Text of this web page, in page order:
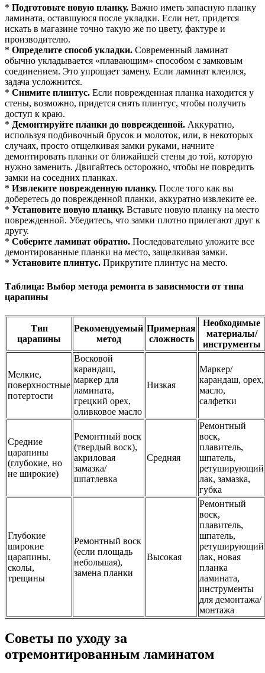
* Подготовьте новую планку. Важно иметь запасную планку
ламината, оставшуюся после укладки. Если нет, придется
искать в магазине точно такую же по цвету, фактуре и
производителю.
* Определите способ укладки. Современный ламинат
обычно укладывается «плавающим» способом с замковым
соединением. Это упрощает замену. Если ламинат клеился,
задача усложнится.
* Снимите плинтус. Если поврежденная планка находится у
стены, возможно, придется снять плинтус, чтобы получить
доступ к краю.
* Демонтируйте планки до поврежденной. Аккуратно,
используя подбивочный брусок и молоток, или, в некоторых
случаях, просто отщелкивая замки руками, начните
демонтировать планки от ближайшей стены до той, которую
нужно заменить. Двигайтесь осторожно, чтобы не повредить
замки на соседних планках.
* Извлеките поврежденную планку. После того как вы
доберетесь до поврежденной планки, аккуратно извлеките ее.
* Установите новую планку. Вставьте новую планку на место
поврежденной. Убедитесь, что замки плотно прилегают друг к
другу.
* Соберите ламинат обратно. Последовательно уложите все
демонтированные планки на место, защелкивая замки.
* Установите плинтус. Прикрутите плинтус на место.
Таблица: Выбор метода ремонта в зависимости от типа
царапины
Тип
царапины
Рекомендуемый
метод
Примерная
сложность
Необходимые
материалы/
инструменты
Мелкие,
поверхностные
потертости
Восковой
карандаш,
маркер для
ламината,
грецкий орех,
оливковое масло
Низкая
Маркер/
карандаш, орех,
масло,
салфетки
Средние
царапины
(глубокие, но
не широкие)
Ремонтный воск
(твердый воск),
акриловая
замазка/
шпатлевка
Средняя
Ремонтный
воск,
плавитель,
шпатель,
ретуширующий
лак, замазка,
губка
Глубокие
широкие
царапины,
сколы,
трещины
Ремонтный воск
(если площадь
небольшая),
замена планки
Высокая
Ремонтный
воск,
плавитель,
шпатель,
ретуширующий
лак, новая
планка
ламината,
инструменты
для демонтажа/
монтажа
Советы по уходу за
отремонтированным ламинатом